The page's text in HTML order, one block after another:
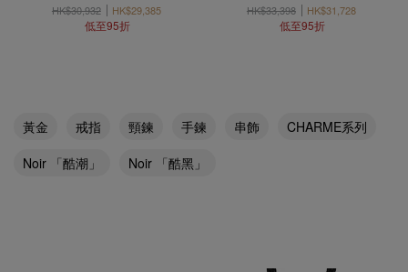
HK$30,932
HK$29,385
低至95折
HK$33,398
HK$31,728
低至95折
黃金 戒指 頸鍊 手鍊 串飾
CHARME系列
Noir 「酷潮」
Noir 「酷黑」